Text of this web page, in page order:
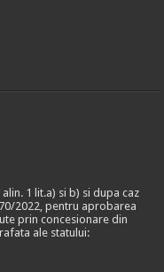
1 lit.a) si b) si dupa caz
2022, pentru aprobarea
prin concesionare din
ale statului: